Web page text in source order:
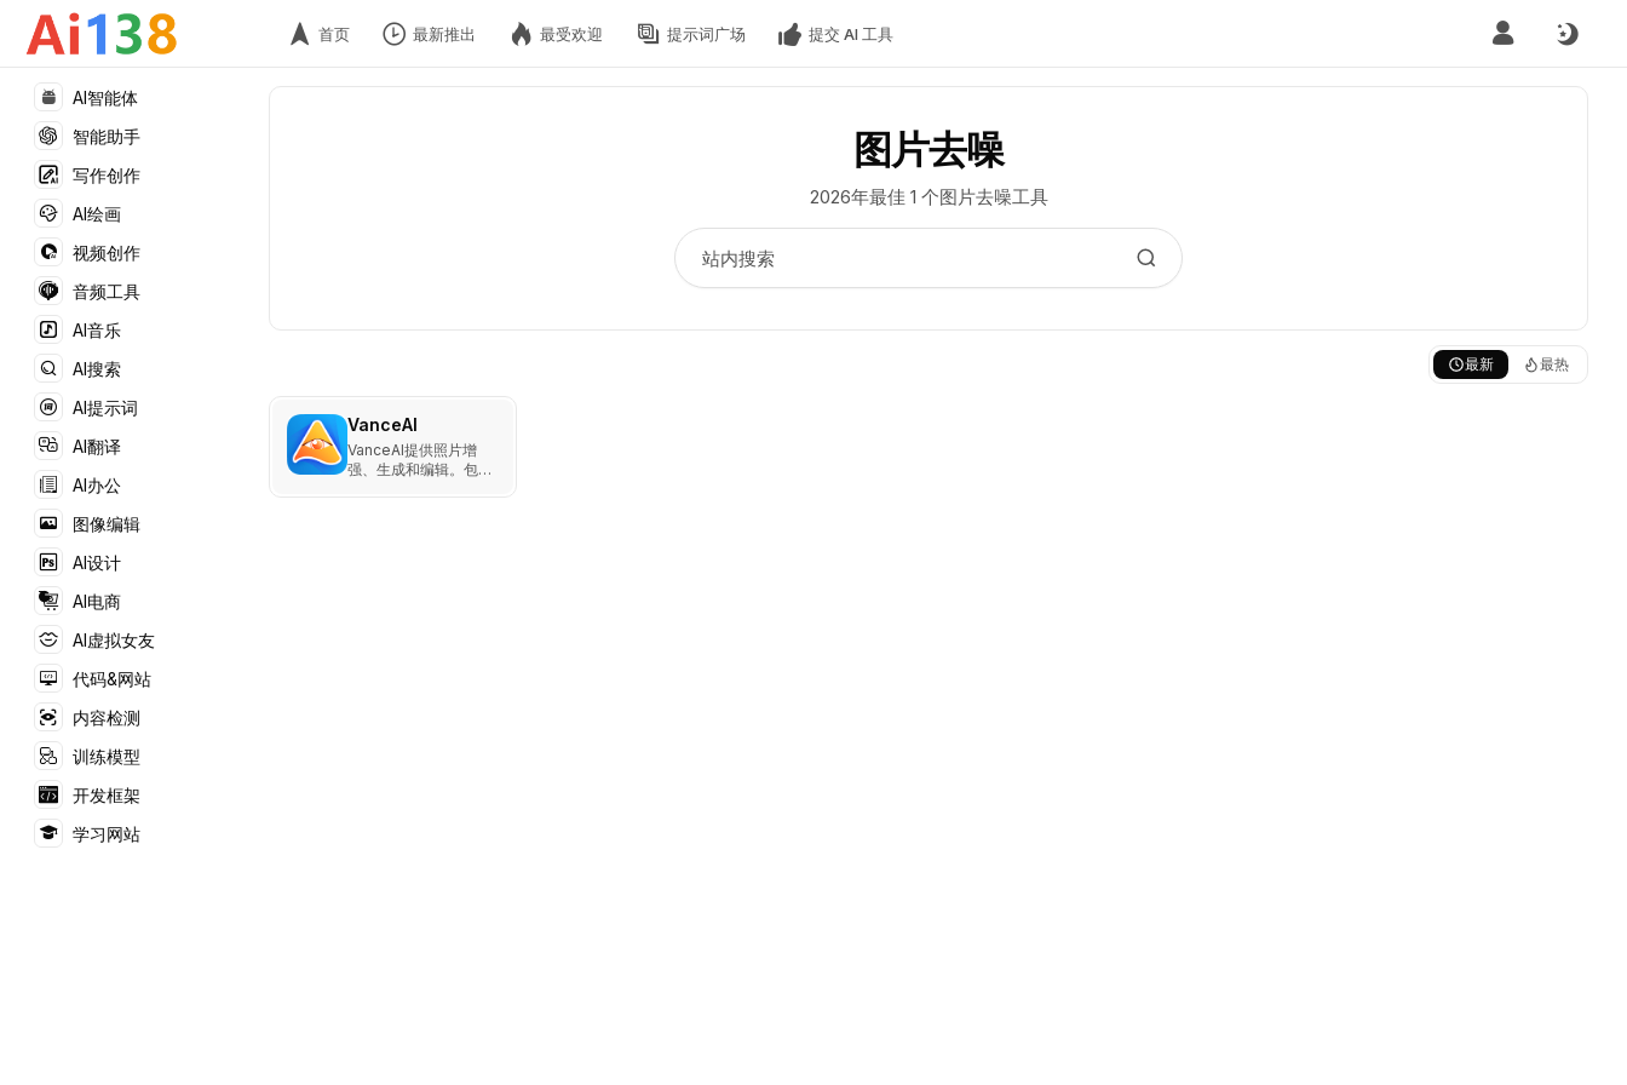
AI智能体
智能助手
写作创作
AI绘画
视频创作
音频工具
AI音乐
AI搜索
AI提示词
AI翻译
AI办公
图像编辑
AI设计
AI电商
AI虚拟女友
代码&网站
内容检测
训练模型
开发框架
学习网站
首页 最新推出 最受欢迎 提示词广场 提交 AI 工具
图片去噪
2026年最佳 1 个图片去噪工具
最新 最热
VanceAI
VanceAI提供照片增
强、生成和编辑。包括